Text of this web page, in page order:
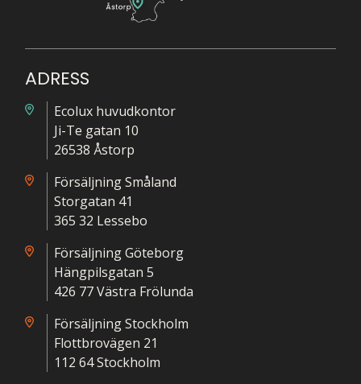
ADRESS
Ecolux huvudkontor
Ji-Te gatan 10
26538 Åstorp
Försäljning Småland
Storgatan 41
365 32 Lessebo
Försäljning Göteborg
Hängpilsgatan 5
426 77 Västra Frölunda
Försäljning Stockholm
Flottbrovägen 21
112 64 Stockholm